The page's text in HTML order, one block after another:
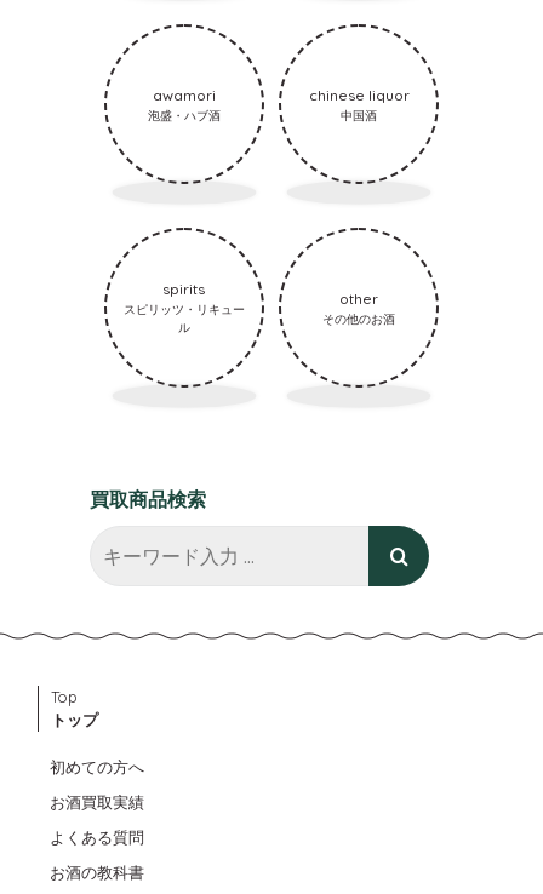
awamori
泡盛・ハブ酒
chinese liquor
中国酒
spirits
スピリッツ・リキュー
ル
other
その他のお酒
買取商品検索
Top
トップ
初めての方へ
お酒買取実績
よくある質問
お酒の教科書